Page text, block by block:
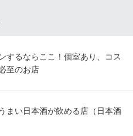
するならここ！個室あり、コス
至のお店
まい日本酒が飲める店（日本酒